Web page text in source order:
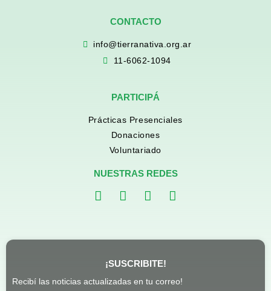
CONTACTO
info@tierranativa.org.ar
11-6062-1094
PARTICIPÁ
Prácticas Presenciales
Donaciones
Voluntariado
NUESTRAS REDES
¡SUSCRIBITE!
Recibí las noticias actualizadas en tu correo!